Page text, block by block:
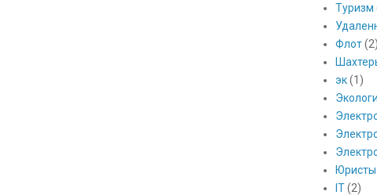
Туризм
Флот
эк (1)
Юристы
IT (2)